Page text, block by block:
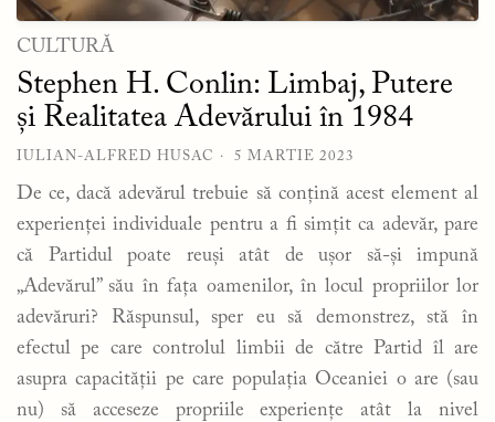
CULTURĂ
Stephen H. Conlin: Limbaj, Putere
și Realitatea Adevărului în 1984
IULIAN-ALFRED HUSAC 5 MARTIE 2023
De ce, dacă adevărul trebuie să conțină acest element al
experienței individuale pentru a fi simțit ca adevăr, pare
că Partidul poate reuși atât de ușor să-și impună
„Adevărul” său în fața oamenilor, în locul propriilor lor
adevăruri? Răspunsul, sper eu să demonstrez, stă în
efectul pe care controlul limbii de către Partid îl are
asupra capacității pe care populația Oceaniei o are (sau
nu) să acceseze propriile experiențe atât la nivel